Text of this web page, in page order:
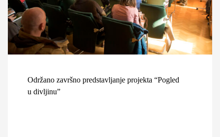
Održano završno predstavljanje projekta “Pogled
u divljinu”